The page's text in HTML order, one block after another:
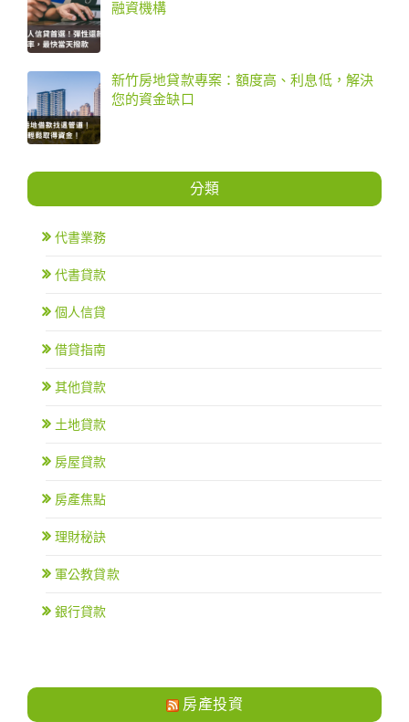
融資機構
新竹房地貸款專案：額度高、利息低，解決
您的資金缺口
分類
代書業務
代書貸款
個人信貸
借貸指南
其他貸款
土地貸款
房屋貸款
房產焦點
理財秘訣
軍公教貸款
銀行貸款
房產投資